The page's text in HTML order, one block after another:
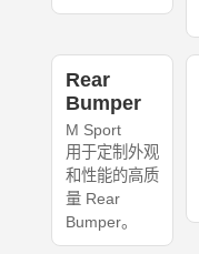
Rear
Bumper
M Sport
用于定制外观
和性能的高质
量 Rear
Bumper。